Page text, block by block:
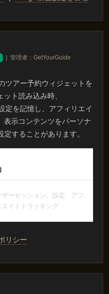
| 管理者：GetYourGuide
ツアー予約ウィジェットを
ト読み込み時、
定を記憶し、アフィリエイ
表示コンテンツをパーソナ
することがあります。
ザーセッション、設定、アフ
エイトトラッキング
リシー